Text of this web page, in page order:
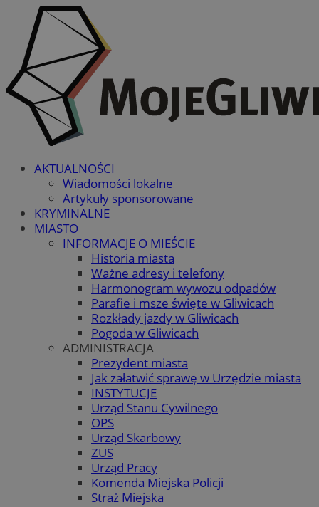
AKTUALNOŚCI
Wiadomości lokalne
Artykuły sponsorowane
KRYMINALNE
MIASTO
INFORMACJE O MIEŚCIE
Historia miasta
Ważne adresy i telefony
Harmonogram wywozu odpadów
Parafie i msze święte w Gliwicach
Rozkłady jazdy w Gliwicach
Pogoda w Gliwicach
ADMINISTRACJA
Prezydent miasta
Jak załatwić sprawę w Urzędzie miasta
INSTYTUCJE
Urząd Stanu Cywilnego
OPS
Urząd Skarbowy
ZUS
Urząd Pracy
Komenda Miejska Policji
Straż Miejska